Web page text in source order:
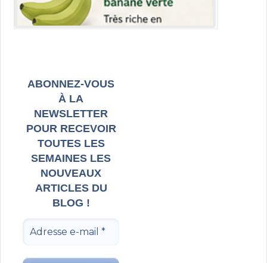
ABONNEZ-VOUS
À LA
NEWSLETTER
POUR RECEVOIR
TOUTES LES
SEMAINES LES
NOUVEAUX
ARTICLES DU
BLOG !